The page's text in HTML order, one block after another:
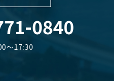
0840
～17:30